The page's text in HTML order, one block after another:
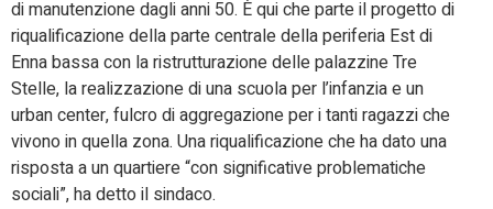
di manutenzione dagli anni 50. È qui che parte il progetto di
riqualificazione della parte centrale della periferia Est di
Enna bassa con la ristrutturazione delle palazzine Tre
Stelle, la realizzazione di una scuola per l’infanzia e un
urban center, fulcro di aggregazione per i tanti ragazzi che
vivono in quella zona. Una riqualificazione che ha dato una
risposta a un quartiere “con significative problematiche
sociali”, ha detto il sindaco.